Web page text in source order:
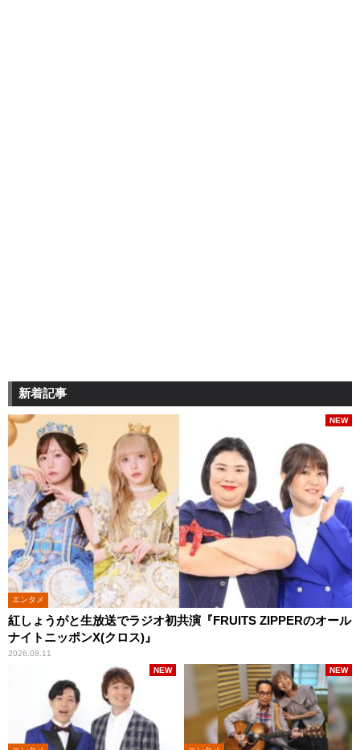
新着記事
エンタメ
紅しょうがと生放送でラジオ初共演『FRUITS ZIPPERのオール
ナイトニッポンX(クロス)』
2026.08.11
NEW
NEW NEW